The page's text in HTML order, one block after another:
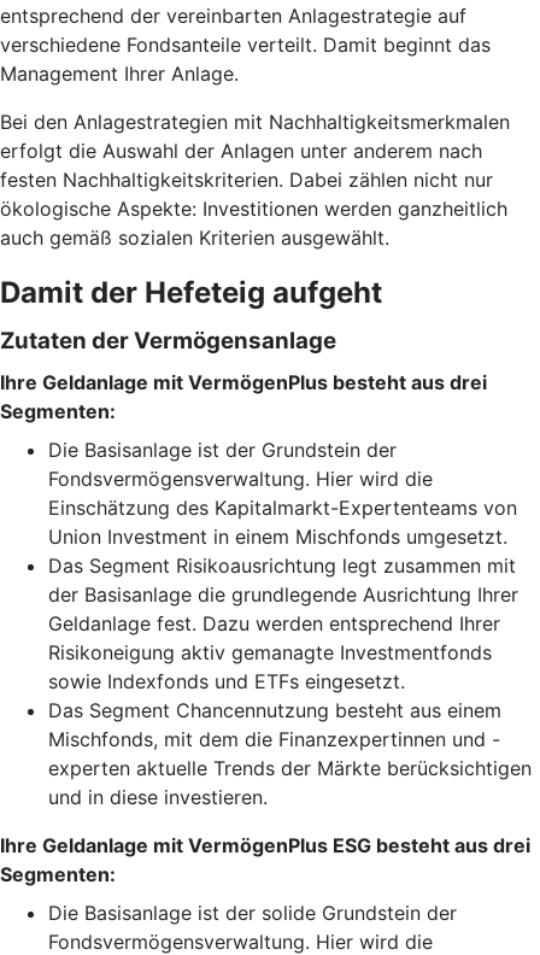
entsprechend der vereinbarten Anlagestrategie auf
verschiedene Fondsanteile verteilt. Damit beginnt das
Management Ihrer Anlage.
Bei den Anlagestrategien mit Nachhaltigkeitsmerkmalen
erfolgt die Auswahl der Anlagen unter anderem nach
festen Nachhaltigkeitskriterien. Dabei zählen nicht nur
ökologische Aspekte: Investitionen werden ganzheitlich
auch gemäß sozialen Kriterien ausgewählt.
Damit der Hefeteig aufgeht
Zutaten der Vermögensanlage
Ihre Geldanlage mit VermögenPlus besteht aus drei
Segmenten:
Die Basisanlage ist der Grundstein der
Fondsvermögensverwaltung. Hier wird die
Einschätzung des Kapitalmarkt-Expertenteams von
Union Investment in einem Mischfonds umgesetzt.
Das Segment Risikoausrichtung legt zusammen mit
der Basisanlage die grundlegende Ausrichtung Ihrer
Geldanlage fest. Dazu werden entsprechend Ihrer
Risikoneigung aktiv gemanagte Investmentfonds
sowie Indexfonds und ETFs eingesetzt.
Das Segment Chancennutzung besteht aus einem
Mischfonds, mit dem die Finanzexpertinnen und -
experten aktuelle Trends der Märkte berücksichtigen
und in diese investieren.
Ihre Geldanlage mit VermögenPlus ESG besteht aus drei
Segmenten:
Die Basisanlage ist der solide Grundstein der
Fondsvermögensverwaltung. Hier wird die